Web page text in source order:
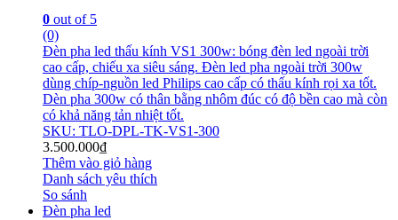
0 out of 5
(0)
Đèn pha led thấu kính VS1 300w: bóng đèn led ngoài trời
cao cấp, chiếu xa siêu sáng. Đèn led pha ngoài trời 300w
dùng chíp-nguồn led Philips cao cấp có thấu kính rọi xa tốt.
Dèn pha 300w có thân bằng nhôm đúc có độ bền cao mà còn
có khả năng tản nhiệt tốt.
SKU: TLO-DPL-TK-VS1-300
3.500.000₫
Thêm vào giỏ hàng
Danh sách yêu thích
So sánh
Đèn pha led